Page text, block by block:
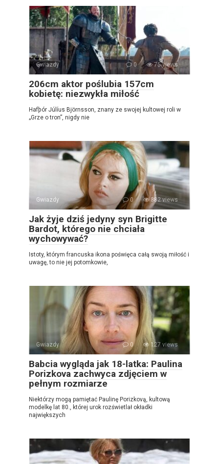
Gwiazdy 0 75 views
206cm aktor poślubia 157cm
kobietę: niezwykła miłość
Hafþór Júlíus Björnsson, znany ze swojej kultowej roli w
„Grze o tron”, nigdy nie
Gwiazdy 0 382 views
Jak żyje dziś jedyny syn Brigitte
Bardot, którego nie chciała
wychowywać?
Istoty, którym francuska ikona poświęca całą swoją miłość i
uwagę, to nie jej potomkowie,
Gwiazdy 0 127 views
Babcia wygląda jak 18-latka: Paulina
Porizkova zachwyca zdjęciem w
pełnym rozmiarze
Niektórzy mogą pamiętać Paulinę Porizkovą, kultową
modelkę lat 80., której urok rozświetlał okładki
największych